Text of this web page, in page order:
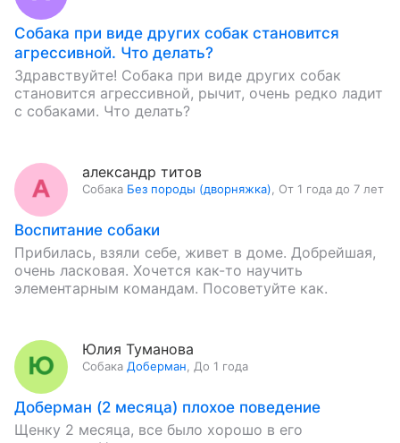
Собака при виде других собак становится
агрессивной. Что делать?
Здравствуйте! Собака при виде других собак
становится агрессивной, рычит, очень редко ладит
с собаками. Что делать?
александр титов
Собака Без породы (дворняжка) От 1 года до 7 лет
Воспитание собаки
Прибилась, взяли себе, живет в доме. Добрейшая,
очень ласковая. Хочется как-то научить
элементарным командам. Посоветуйте как.
Юлия Туманова
Собака Доберман До 1 года
Доберман (2 месяца) плохое поведение
Щенку 2 месяца, все было хорошо в его